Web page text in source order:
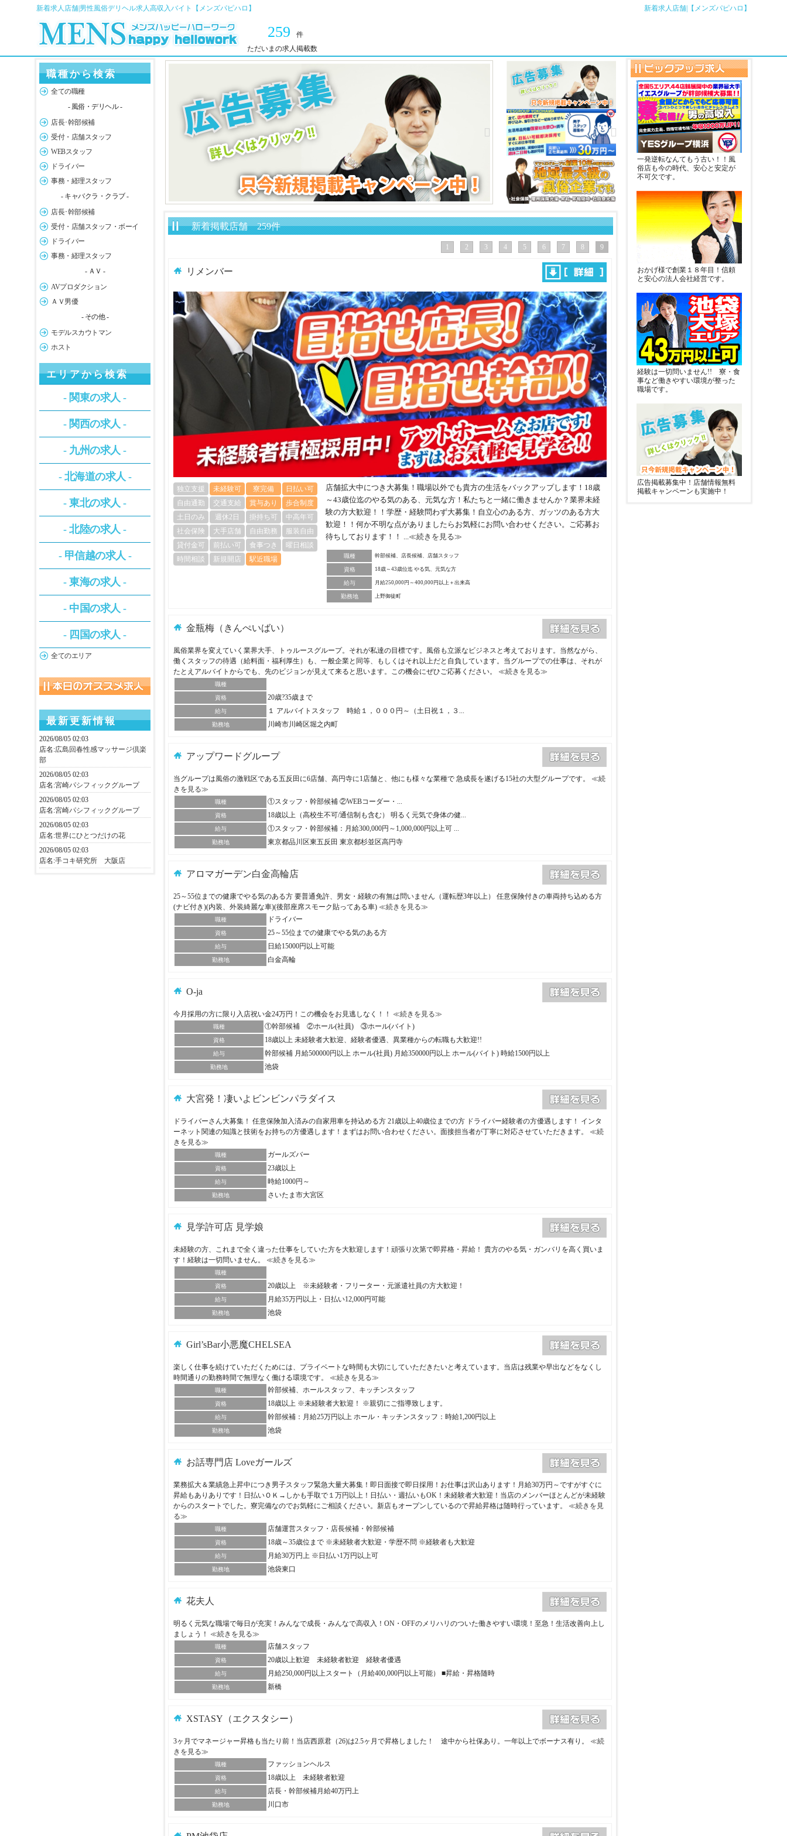
新着求人店舗|男性風俗デリヘル求人高収入バイト【メンズパピハロ】 新着求人店舗|【メンズパピハロ】
259
件
ただいまの求人掲載数
職種から検索
全ての職種
- 風俗・デリヘル -
店長･幹部候補
受付・店舗スタッフ
WEBスタッフ
ドライバー
事務・経理スタッフ
- キャバクラ・クラブ -
店長･幹部候補
受付・店舗スタッフ・ボーイ
ドライバー
事務・経理スタッフ
- ＡＶ -
AVプロダクション
ＡＶ男優
- その他 -
モデルスカウトマン
ホスト
エリアから検索
- 関東の求人 -
- 関西の求人 -
- 九州の求人 -
- 北海道の求人 -
- 東北の求人 -
- 北陸の求人 -
- 甲信越の求人 -
- 東海の求人 -
- 中国の求人 -
- 四国の求人 -
全てのエリア
最新更新情報
2026/08/05 02:03
店名:広島回春性感マッサージ倶楽
部
2026/08/05 02:03
店名:宮崎パシフィックグループ
2026/08/05 02:03
店名:宮崎パシフィックグループ
2026/08/05 02:03
店名:世界にひとつだけの花
2026/08/05 02:03
店名:手コキ研究所 大阪店
新着掲載店舗 259件
1 2 3 4 5 6 7 8 9
リメンバー
独立支援 未経験可 寮完備
日払い可
自由通勤
交通支給 賞与あり
歩合制度
土日のみ
週休2日 掛持ち可
中高年可
社会保険
大手店舗 自由勤務
服装自由
貸付金可
前払い可 食事つき
曜日相談
時間相談
新規開店 駅近職場
店舗拡大中につき大募集！職場以外でも貴方の生活をバックアップします！18歳
～43歳位迄のやる気のある、元気な方！私たちと一緒に働きませんか？業界未経
験の方大歓迎！！学歴・経験問わず大募集！自立心のある方、ガッツのある方大
歓迎！！何か不明な点がありましたらお気軽にお問い合わせください。ご応募お
待ちしております！！ ... ≪続きを見る≫
職種 幹部候補、店長候補、店舗スタッフ
資格 18歳～43歳位迄 やる気、元気な方
給与 月給250,000円～400,000円以上＋出来高
勤務地 上野御徒町
金瓶梅（きんぺいばい）
風俗業界を変えていく業界大手、トゥルースグループ。それが私達の目標です。風俗も立派なビジネスと考えております。当然ながら、
働くスタッフの待遇（給料面・福利厚生）も、一般企業と同等、もしくはそれ以上だと自負しています。当グループでの仕事は、それが
たとえアルバイトからでも、先のビジョンが見えて来ると思います。この機会にぜひご応募ください。 ≪続きを見る≫
職種
資格 20歳?35歳まで
給与 １ アルバイトスタッフ 時給１，０００円～（土日祝１，３...
勤務地 川崎市川崎区堀之内町
アップワードグループ
当グループは風俗の激戦区である五反田に6店舗、高円寺に1店舗と、他にも様々な業種で 急成長を遂げる15社の大型グループです。 ≪続
きを見る≫
職種 ①スタッフ・幹部候補 ②WEBコーダー・...
資格 18歳以上（高校生不可/通信制も含む） 明るく元気で身体の健...
給与 ①スタッフ・幹部候補：月給300,000円～1,000,000円以上可 ...
勤務地 東京都品川区東五反田 東京都杉並区高円寺
アロマガーデン白金高輪店
25～55位までの健康でやる気のある方 要普通免許、男女・経験の有無は問いません（運転歴3年以上） 任意保険付きの車両持ち込める方
(ナビ付き)(内装、外装綺麗な車)(後部座席スモーク貼ってある車) ≪続きを見る≫
職種 ドライバー
資格 25～55位までの健康でやる気のある方
給与 日給15000円以上可能
勤務地 白金高輪
O-ja
今月採用の方に限り入店祝い金24万円！この機会をお見逃しなく！！ ≪続きを見る≫
職種 ①幹部候補 ②ホール(社員) ③ホール(バイト)
資格 18歳以上 未経験者大歓迎、経験者優遇、異業種からの転職も大歓迎!!
給与 幹部候補 月給500000円以上 ホール(社員) 月給350000円以上 ホール(バイト) 時給1500円以上
勤務地 池袋
大宮発！凄いよビンビンパラダイス
ドライバーさん大募集！ 任意保険加入済みの自家用車を持込める方 21歳以上40歳位までの方 ドライバー経験者の方優遇します！ インタ
ーネット関連の知識と技術をお持ちの方優遇します！まずはお問い合わせください。面接担当者が丁寧に対応させていただきます。 ≪続
きを見る≫
職種 ガールズバー
資格 23歳以上
給与 時給1000円～
勤務地 さいたま市大宮区
見学許可店 見学娘
未経験の方、これまで全く違った仕事をしていた方を大歓迎します！頑張り次第で即昇格・昇給！ 貴方のやる気・ガンバリを高く買いま
す！経験は一切問いません。 ≪続きを見る≫
職種
資格 20歳以上 ※未経験者・フリーター・元派遣社員の方大歓迎！
給与 月給35万円以上・日払い12,000円可能
勤務地 池袋
Girl’sBar小悪魔CHELSEA
楽しく仕事を続けていただくためには、プライベートな時間も大切にしていただきたいと考えています。当店は残業や早出などをなくし
時間通りの勤務時間で無理なく働ける環境です。 ≪続きを見る≫
職種 幹部候補、ホールスタッフ、キッチンスタッフ
資格 18歳以上 ※未経験者大歓迎！ ※親切にご指導致します。
給与 幹部候補：月給25万円以上 ホール・キッチンスタッフ：時給1,200円以上
勤務地 池袋
お話専門店 Loveガールズ
業務拡大＆業績急上昇中につき男子スタッフ緊急大量大募集！即日面接で即日採用！お仕事は沢山あります！月給30万円～ですがすぐに
昇給もありありです！日払いＯＫ→しかも手取で１万円以上！日払い・週払いもOK！未経験者大歓迎！当店のメンバーほとんどが未経験
からのスタートでした。寮完備なのでお気軽にご相談ください。新店もオープンしているので昇給昇格は随時行っています。 ≪続きを見
る≫
職種 店舗運営スタッフ・店長候補・幹部候補
資格 18歳～35歳位まで ※未経験者大歓迎・学歴不問 ※経験者も大歓迎
給与 月給30万円上 ※日払い1万円以上可
勤務地 池袋東口
花夫人
明るく元気な職場で毎日が充実！みんなで成長・みんなで高収入！ON・OFFのメリハリのついた働きやすい環境！至急！生活改善向上し
ましょう！ ≪続きを見る≫
職種 店舗スタッフ
資格 20歳以上歓迎 未経験者歓迎 経験者優遇
給与 月給250,000円以上スタート（月給400,000円以上可能） ■昇給・昇格随時
勤務地 新橋
XSTASY（エクスタシー）
3ヶ月でマネージャー昇格も当たり前！当店西原君（26)は2.5ヶ月で昇格しました！ 途中から社保あり。一年以上でボーナス有り。 ≪続
きを見る≫
職種 ファッションヘルス
資格 18歳以上 未経験者歓迎
給与 店長・幹部候補月給40万円上
勤務地 川口市
一発逆転なんてもう古い！！風
俗店も今の時代、安心と安定が
不可欠です。
おかげ様で創業１８年目！信頼
と安心の法人会社経営です。
経験は一切問いません!! 寮・食
事など働きやすい環境が整った
職場です。
広告掲載募集中！店舗情報無料
掲載キャンペーンも実施中！